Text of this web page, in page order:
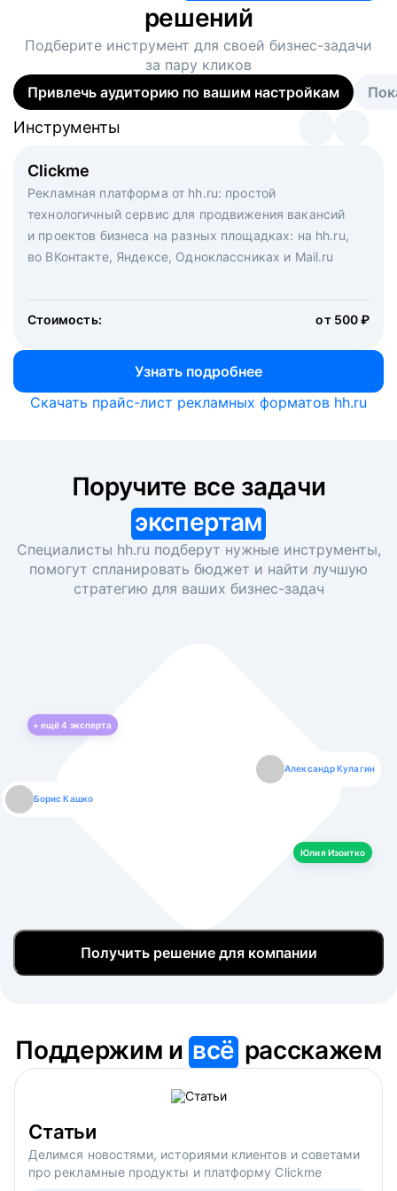
решений
Подберите инструмент для своей бизнес-задачи
за пару кликов
Привлечь аудиторию по вашим настройкам
Clickme
Рекламная платформа от hh.ru: простой
технологичный сервис для продвижения вакансий
и проектов бизнеса на разных площадках: на hh.ru,
во ВКонтакте, Яндексе, Одноклассниках и Mail.ru
Стоимость: от 500 ₽
Узнать подробнее
Инструменты
Вакансия дня
Рекламный формат для вакансий на главной странице
hh.ru. Увеличивает количество откликов
Инструменты
Массовый подбор под ключ. Решите, сколько
кандидатов и когда вам нужно, и за дело возьмутся
маркетологи, рекрутеры и проектные менеджеры
hh.ru с целым набором digital-инструментов
Инструменты
Скачать прайс-лист рекламных форматов hh.ru
экспертам
Специалисты hh.ru подберут нужные инструменты,
помогут спланировать бюджет и найти лучшую
стратегию для ваших бизнес-задач
+ ещё4 эксперта
Борис Кашко
Александр Кулагин
Юлия Изоитко
Юлия Изоитко
Даниил Макаров
Александр Кулагин
Екатерина Лазаренко
Даниил Макаров
Борис Кашко
Екатерина Лазаренко
Юлия Изоитко
Получить решение для компании
Поддержим ивсё расскажем
Статьи
Делимся новостями, историями клиентов и советами
про рекламные продукты и платформу Clickme